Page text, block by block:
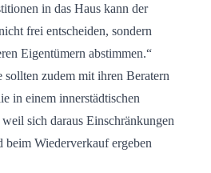
in das Haus kann der
frei entscheiden, sondern
Eigentümern abstimmen.“
zudem mit ihren Beratern
in einem innerstädtischen
sich daraus Einschränkungen
beim Wiederverkauf ergeben